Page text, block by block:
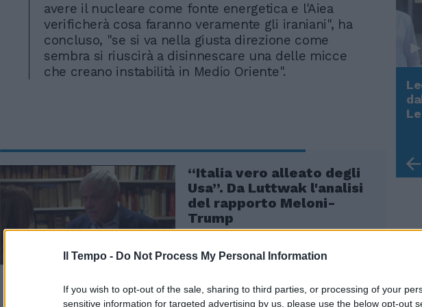
Il Tempo - Do Not Process My Personal Information
If you wish to opt-out of the sale, sharing to third parties, or processing of your
sensitive information for targeted advertising by us, please use the below opt-out
avere il nucleare come fonte energetica e l'Aiea
verificherà cosa faranno veramente gli iraniani", ha
concluso, "se si va nella giusta direzione come
sembra si riuscirà a disinnescare una delle micce
che creano instabilità in Medio Oriente".
“Italia vero alleato degli
Usa”. Da Luttwak l'analisi
del rapporto Meloni-
Trump